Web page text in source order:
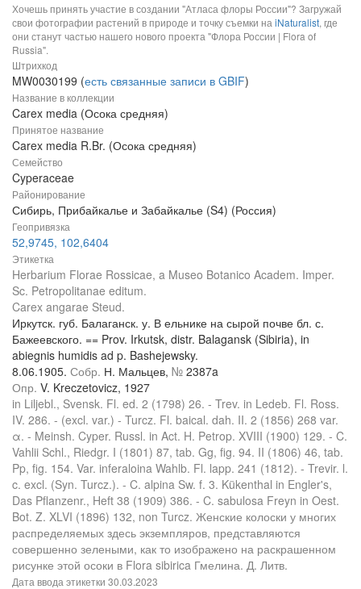
Хочешь принять участие в создании "Атласа флоры России"? Загружай
свои фотографии растений в природе и точку съемки на iNaturalist, где
они станут частью нашего нового проекта "Флора России | Flora of
Russia".
Штрихкод
MW0030199 (есть связанные записи в GBIF)
Название в коллекции
Carex media (Осока средняя)
Принятое название
Carex media R.Br. (Осока средняя)
Семейство
Cyperaceae
Районирование
Сибирь, Прибайкалье и Забайкалье (S4) (Россия)
Геопривязка
52,9745, 102,6404
Этикетка
Herbarium Florae Rossicae, a Museo Botanico Academ. Imper.
Sc. Petropolitanae editum.
Carex angarae Steud.
Иркутск. губ. Балаганск. у. В ельнике на сырой почве бл. с.
Бажеевского. == Prov. Irkutsk, distr. Balagansk (Sibiria), in
abiegnis humidis ad p. Bashejewsky.
8.06.1905. Собр. Н. Мальцев, № 2387a
Опр. V. Kreczetovicz, 1927
in Liljebl., Svensk. Fl. ed. 2 (1798) 26. - Trev. in Ledeb. Fl. Ross.
IV. 286. - (excl. var.) - Turcz. Fl. baical. dah. II. 2 (1856) 268 var.
α. - Meinsh. Cyper. Russl. in Act. H. Petrop. XVIII (1900) 129. - C.
Vahlii Schl., Riedgr. I (1801) 87, tab. Gg, fig. 94. II (1806) 46, tab.
Pp, fig. 154. Var. inferaloina Wahlb. Fl. lapp. 241 (1812). - Trevir. l.
c. excl. (Syn. Turcz.). - C. alpina Sw. f. 3. Kükenthal in Engler's,
Das Pflanzenr., Heft 38 (1909) 386. - C. sabulosa Freyn in Oest.
Bot. Z. XLVI (1896) 132, non Turcz. Женские колоски у многих
распределяемых здесь экземпляров, представляются
совершенно зелеными, как то изображено на раскрашенном
рисунке этой осоки в Flora sibirica Гмелина. Д. Литв.
Дата ввода этикетки 30.03.2023